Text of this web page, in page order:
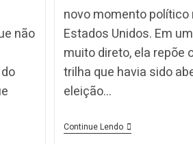
não
novo momento político
Estados Unidos. Em
muito direto, ela repõe
trilha que havia sido
eleição…
Continue Lendo